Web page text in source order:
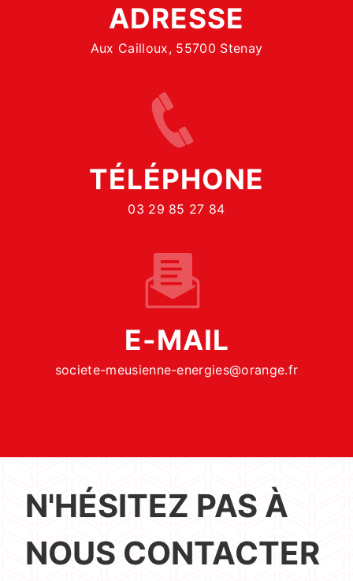
ADRESSE
Aux Cailloux, 55700 Stenay
TÉLÉPHONE
03 29 85 27 84
E-MAIL
societe-meusienne-energies@orange.fr
N'HÉSITEZ PAS À
NOUS CONTACTER